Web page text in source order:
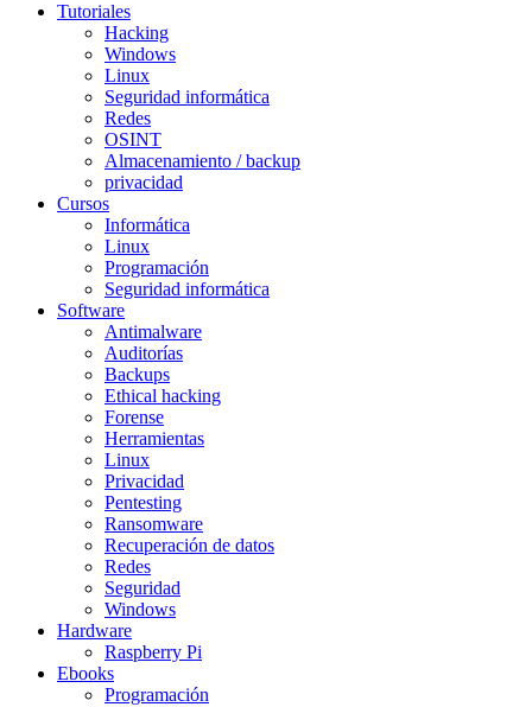
Tutoriales
Hacking
Windows
Linux
Seguridad informática
Redes
OSINT
Almacenamiento / backup
privacidad
Cursos
Informática
Linux
Programación
Seguridad informática
Software
Antimalware
Auditorías
Backups
Ethical hacking
Forense
Herramientas
Linux
Privacidad
Pentesting
Ransomware
Recuperación de datos
Redes
Seguridad
Windows
Hardware
Raspberry Pi
Ebooks
Programación